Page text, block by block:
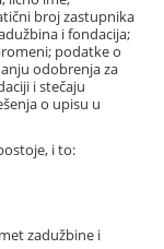
broj zastupnika
i fondacija;
podatke o
odobrenja za
i stečaju
o upisu u
i to:
zadužbine i